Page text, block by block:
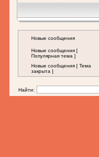
Новые сообщения
Новые сообщения [
Популярная тема ]
Новые сообщения [ Тема
закрыта ]
Найти: